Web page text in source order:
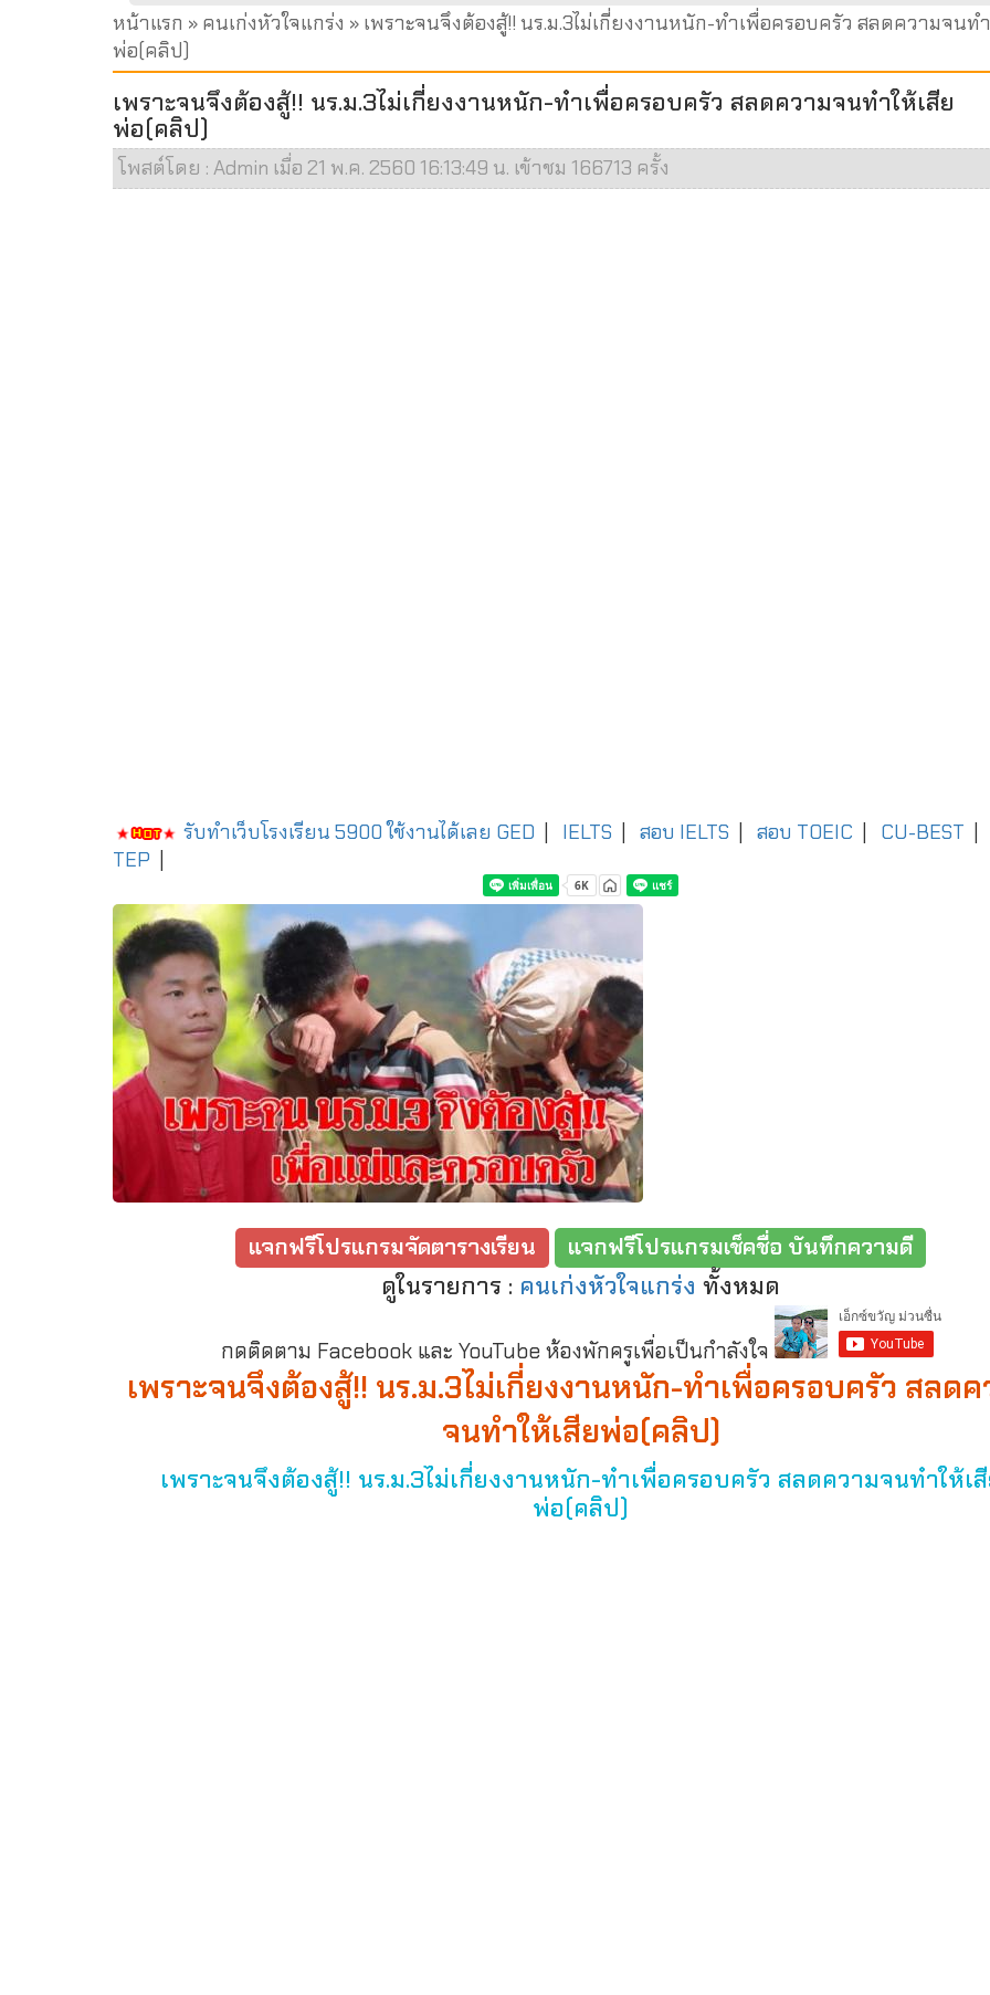
หน้าแรก » คนเก่งหัวใจแกร่ง » เพราะจนจึงต้องสู้!! นร.ม.3ไม่เกี่ยงงานหนัก-ทำเพื่อครอบครัว สลดความจนท
พ่อ(คลิป)
เพราะจนจึงต้องสู้!! นร.ม.3ไม่เกี่ยงงานหนัก-ทำเพื่อครอบครัว สลดความจนทำให้เสีย
พ่อ(คลิป)
โพสต์โดย : Admin เมื่อ 21 พ.ค. 2560 16:13:49 น. เข้าชม 166713 ครั้ง
รับทำเว็บโรงเรียน 5900 ใช้งานได้เลย GED IELTS สอบ IELTS สอบ TOEIC CU-BEST
TEP
แจกฟรีโปรแกรมจัดตารางเรียน แจกฟรีโปรแกรมเช็คชื่อ บันทึกความดี
ดูในรายการ : คนเก่งหัวใจแกร่ง ทั้งหมด
กดติดตาม Facebook และ YouTube ห้องพักครูเพื่อเป็นกำลังใจ
เพราะจนจึงต้องสู้!! นร.ม.3ไม่เกี่ยงงานหนัก-ทำเพื่อครอบครัว สลดค
จนทำให้เสียพ่อ(คลิป)
เพราะจนจึงต้องสู้!! นร.ม.3ไม่เกี่ยงงานหนัก-ทำเพื่อครอบครัว สลดความจนทำให้เ
พ่อ(คลิป)